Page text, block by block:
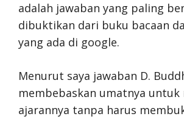
adalah jawaban yang paling
dibuktikan dari buku bacaan
yang ada di google.
Menurut saya jawaban D.
membebaskan umatnya untuk
ajarannya tanpa harus